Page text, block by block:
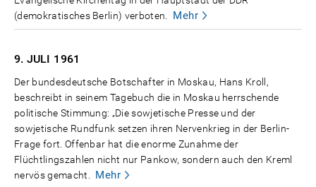
(demokratisches Berlin) verboten.
Mehr
9. JULI 1961
Der bundesdeutsche Botschafter in Moskau, Hans Kroll,
beschreibt in seinem Tagebuch die in Moskau herrschende
politische Stimmung: „Die sowjetische Presse und der
sowjetische Rundfunk setzen ihren Nervenkrieg in der Berlin-
Frage fort. Offenbar hat die enorme Zunahme der
Flüchtlingszahlen nicht nur Pankow, sondern auch den Kreml
nervös gemacht.
Mehr